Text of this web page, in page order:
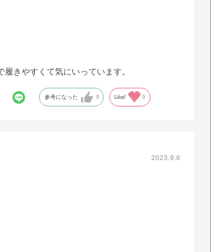
履きやすくて気にいっています。
参考になった 0 Like! 0
2023.9.6